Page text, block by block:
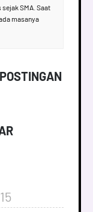
SMA. Saat
masanya